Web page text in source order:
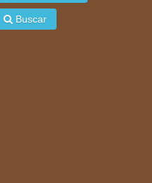
Buscar